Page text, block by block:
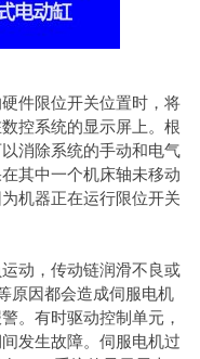
件限位开关位置时，将
控系统的显示屏上。根
消除系统的手动和电气
其中一个机床轴未移动
机器正在运行限位开关
动，传动链润滑不良或
原因都会造成伺服电机
。有时驱动控制单元，
发生故障。伺服电机过